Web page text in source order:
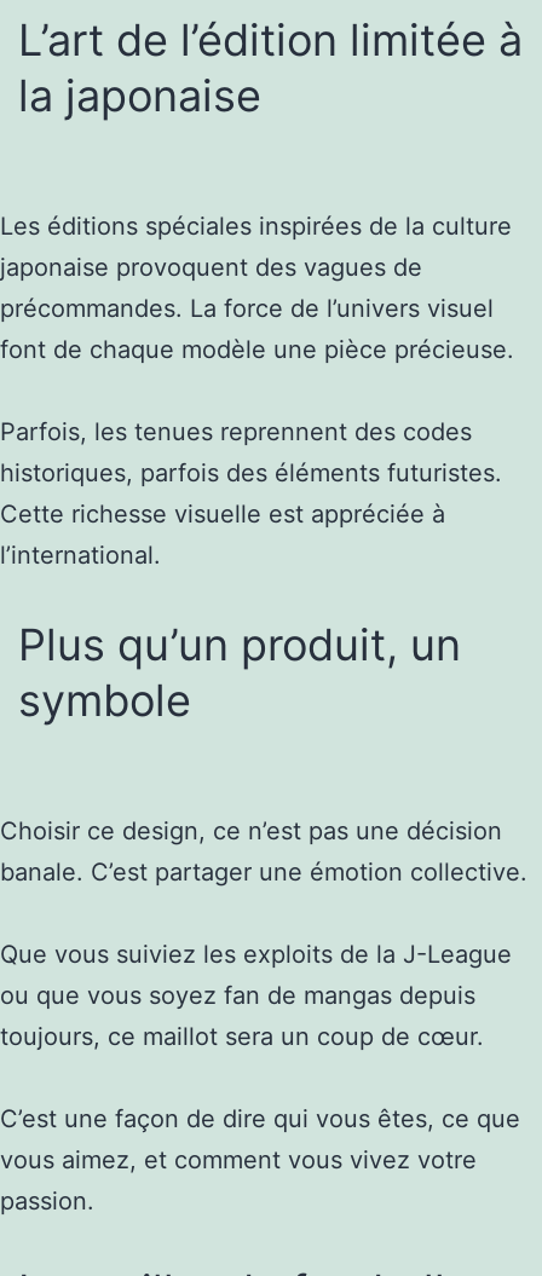
L’art de l’édition limitée à
la japonaise
Les éditions spéciales inspirées de la culture
japonaise provoquent des vagues de
précommandes. La force de l’univers visuel
font de chaque modèle une pièce précieuse.
Parfois, les tenues reprennent des codes
historiques, parfois des éléments futuristes.
Cette richesse visuelle est appréciée à
l’international.
Plus qu’un produit, un
symbole
Choisir ce design, ce n’est pas une décision
banale. C’est partager une émotion collective.
Que vous suiviez les exploits de la J-League
ou que vous soyez fan de mangas depuis
toujours, ce maillot sera un coup de cœur.
C’est une façon de dire qui vous êtes, ce que
vous aimez, et comment vous vivez votre
passion.